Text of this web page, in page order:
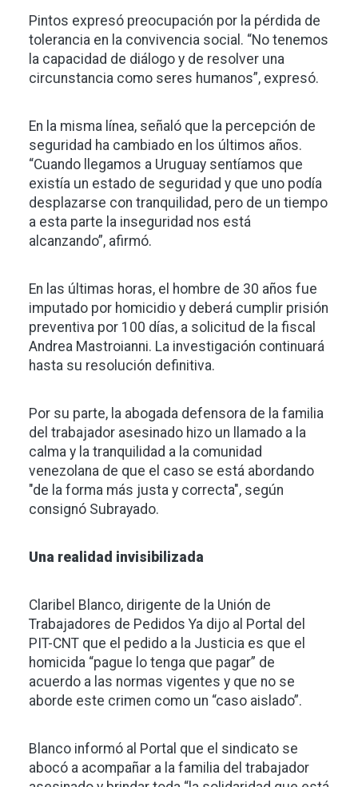
Pintos expresó preocupación por la pérdida de
tolerancia en la convivencia social. “No tenemos
la capacidad de diálogo y de resolver una
circunstancia como seres humanos”, expresó.
En la misma línea, señaló que la percepción de
seguridad ha cambiado en los últimos años.
“Cuando llegamos a Uruguay sentíamos que
existía un estado de seguridad y que uno podía
desplazarse con tranquilidad, pero de un tiempo
a esta parte la inseguridad nos está
alcanzando”, afirmó.
En las últimas horas, el hombre de 30 años fue
imputado por homicidio y deberá cumplir prisión
preventiva por 100 días, a solicitud de la fiscal
Andrea Mastroianni. La investigación continuará
hasta su resolución definitiva.
Por su parte, la abogada defensora de la familia
del trabajador asesinado hizo un llamado a la
calma y la tranquilidad a la comunidad
venezolana de que el caso se está abordando
"de la forma más justa y correcta", según
consignó Subrayado.
Una realidad invisibilizada
Claribel Blanco, dirigente de la Unión de
Trabajadores de Pedidos Ya dijo al Portal del
PIT-CNT que el pedido a la Justicia es que el
homicida “pague lo tenga que pagar” de
acuerdo a las normas vigentes y que no se
aborde este crimen como un “caso aislado”.
Blanco informó al Portal que el sindicato se
abocó a acompañar a la familia del trabajador